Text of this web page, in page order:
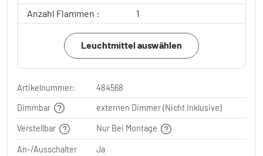
Anzahl Flammen :
1
Leuchtmittel auswählen
Artikelnummer:
484568
Dimmbar
externen Dimmer (Nicht Inklusive)
Verstellbar Nur Bei Montage
An-/Ausschalter
Ja